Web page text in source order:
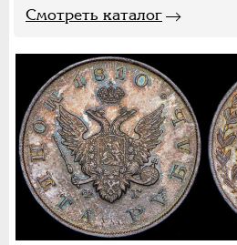
Смотреть каталог